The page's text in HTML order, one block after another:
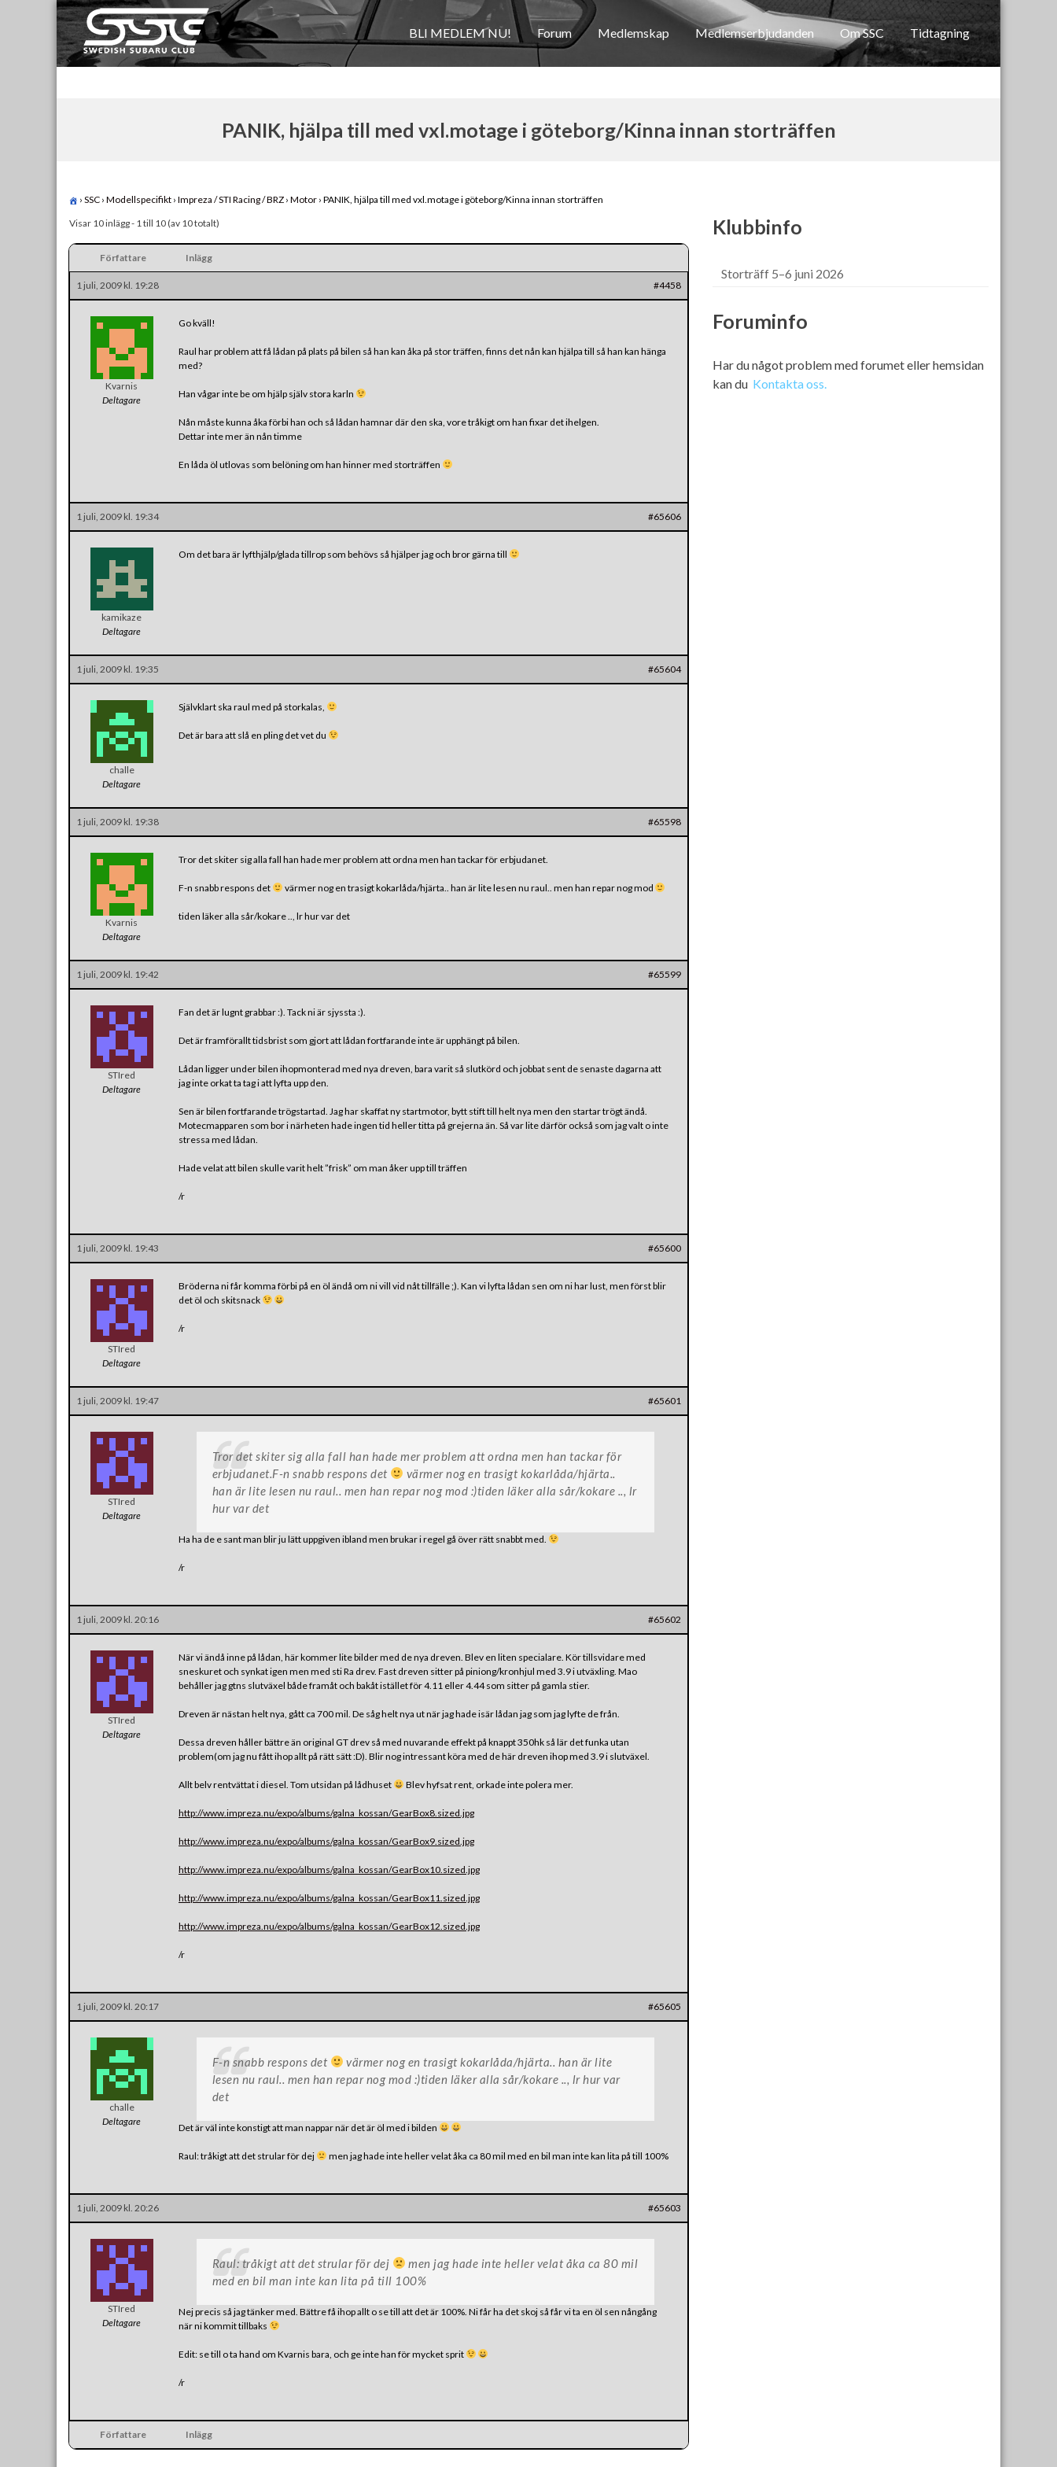
Skip
to
content
Swedish Subaru Club
För oss som älskar Subaru!
BLI MEDLEM NU! Forum Medlemskap Medlemserbjudanden Om SSC Tidtagning
PANIK, hjälpa till med vxl.motage i göteborg/Kinna innan storträffen
› SSC › Modellspecifikt › Impreza / STI Racing / BRZ › Motor › PANIK, hjälpa till med vxl.motage i göteborg/Kinna innan storträffen
Visar 10 inlägg - 1 till 10 (av 10 totalt)
Författare Inlägg
1 juli, 2009 kl. 19:28 #4458
Kvarnis
Deltagare
Go kväll!
Raul har problem att få lådan på plats på bilen så han kan åka på stor träffen, finns det nån kan hjälpa till så han kan hänga
med?
Han vågar inte be om hjälp själv stora karln
Nån måste kunna åka förbi han och så lådan hamnar där den ska, vore tråkigt om han fixar det ihelgen.
Dettar inte mer än nån timme
En låda öl utlovas som belöning om han hinner med storträffen
1 juli, 2009 kl. 19:34 #65606
kamikaze
Deltagare
Om det bara är lyfthjälp/glada tillrop som behövs så hjälper jag och bror gärna till
1 juli, 2009 kl. 19:35 #65604
challe
Deltagare
Självklart ska raul med på storkalas,
Det är bara att slå en pling det vet du
1 juli, 2009 kl. 19:38 #65598
Kvarnis
Deltagare
Tror det skiter sig alla fall han hade mer problem att ordna men han tackar för erbjudanet.
F-n snabb respons det värmer nog en trasigt kokarlåda/hjärta.. han är lite lesen nu raul.. men han repar nog mod
tiden läker alla sår/kokare .., lr hur var det
1 juli, 2009 kl. 19:42 #65599
STIred
Deltagare
Fan det är lugnt grabbar :). Tack ni är sjyssta :).
Det är framförallt tidsbrist som gjort att lådan fortfarande inte är upphängt på bilen.
Lådan ligger under bilen ihopmonterad med nya dreven, bara varit så slutkörd och jobbat sent de senaste dagarna att
jag inte orkat ta tag i att lyfta upp den.
Sen är bilen fortfarande trögstartad. Jag har skaffat ny startmotor, bytt stift till helt nya men den startar trögt ändå.
Motecmapparen som bor i närheten hade ingen tid heller titta på grejerna än. Så var lite därför också som jag valt o inte
stressa med lådan.
Hade velat att bilen skulle varit helt ”frisk” om man åker upp till träffen
/r
1 juli, 2009 kl. 19:43 #65600
STIred
Deltagare
Bröderna ni får komma förbi på en öl ändå om ni vill vid nåt tillfälle ;). Kan vi lyfta lådan sen om ni har lust, men först blir
det öl och skitsnack
/r
1 juli, 2009 kl. 19:47 #65601
STIred
Deltagare
Tror det skiter sig alla fall han hade mer problem att ordna men han tackar för
erbjudanet.F-n snabb respons det
värmer nog en trasigt kokarlåda/hjärta..
han är lite lesen nu raul.. men han repar nog mod :)tiden läker alla sår/kokare .., lr
hur var det
Ha ha de e sant man blir ju lätt uppgiven ibland men brukar i regel gå över rätt snabbt med.
/r
1 juli, 2009 kl. 20:16 #65602
STIred
Deltagare
När vi ändå inne på lådan, här kommer lite bilder med de nya dreven. Blev en liten specialare. Kör tillsvidare med
sneskuret och synkat igen men med sti Ra drev. Fast dreven sitter på piniong/kronhjul med 3.9 i utväxling. Mao
behåller jag gtns slutväxel både framåt och bakåt istället för 4.11 eller 4.44 som sitter på gamla stier.
Dreven är nästan helt nya, gått ca 700 mil. De såg helt nya ut när jag hade isär lådan jag som jag lyfte de från.
Dessa dreven håller bättre än original GT drev så med nuvarande effekt på knappt 350hk så lär det funka utan
problem(om jag nu fått ihop allt på rätt sätt :D). Blir nog intressant köra med de här dreven ihop med 3.9 i slutväxel.
Allt belv rentvättat i diesel. Tom utsidan på lådhuset Blev hyfsat rent, orkade inte polera mer.
http://www.impreza.nu/expo/albums/galna_kossan/GearBox8.sized.jpg
http://www.impreza.nu/expo/albums/galna_kossan/GearBox9.sized.jpg
http://www.impreza.nu/expo/albums/galna_kossan/GearBox10.sized.jpg
http://www.impreza.nu/expo/albums/galna_kossan/GearBox11.sized.jpg
http://www.impreza.nu/expo/albums/galna_kossan/GearBox12.sized.jpg
/r
1 juli, 2009 kl. 20:17 #65605
challe
Deltagare
F-n snabb respons det
värmer nog en trasigt kokarlåda/hjärta.. han är lite
lesen nu raul.. men han repar nog mod :)tiden läker alla sår/kokare .., lr hur var
det
Det är väl inte konstigt att man nappar när det är öl med i bilden
Raul: tråkigt att det strular för dej men jag hade inte heller velat åka ca 80 mil med en bil man inte kan lita på till 100%
1 juli, 2009 kl. 20:26 #65603
STIred
Deltagare
Raul: tråkigt att det strular för dej
men jag hade inte heller velat åka ca 80 mil
med en bil man inte kan lita på till 100%
Nej precis så jag tänker med. Bättre få ihop allt o se till att det är 100%. Ni får ha det skoj så får vi ta en öl sen nångång
när ni kommit tillbaks
Edit: se till o ta hand om Kvarnis bara, och ge inte han för mycket sprit
/r
Författare Inlägg
Klubbinfo
Storträff 5–6 juni 2026
Foruminfo
Har du något problem med forumet eller hemsidan
kan du Kontakta oss.